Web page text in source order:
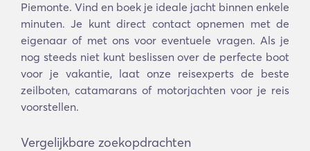
Piemonte. Vind en boek je ideale jacht binnen enkele
minuten. Je kunt direct contact opnemen met de
eigenaar of met ons voor eventuele vragen. Als je
nog steeds niet kunt beslissen over de perfecte boot
voor je vakantie, laat onze reisexperts de beste
zeilboten, catamarans of motorjachten voor je reis
voorstellen.
Vergelijkbare zoekopdrachten